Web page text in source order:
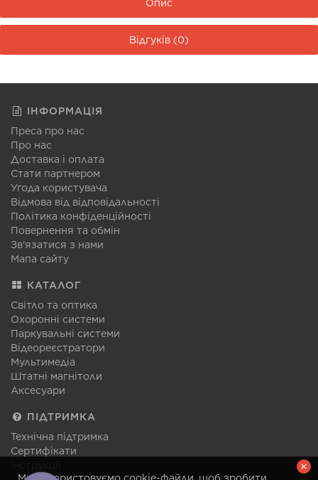
Опис
Відгуків (0)
ІНФОРМАЦІЯ
Преса про нас
Про нас
Доставка і оплата
Стати партнером
Угода користувача
Відмова від відповідальності
Політика конфіденційності
Повернення та обмін
Зв'язатися з нами
Мапа сайту
КАТАЛОГ
Світло та оптика
Охоронні системи
Паркувальні системи
Відеореєстратори
Мультимедіа
Штатні магнітоли
Аксесуари
ПІДТРИМКА
Технічна підтримка
Сертифікати